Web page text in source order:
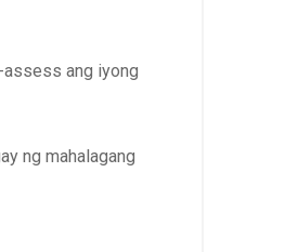
assess ang iyong
ng mahalagang